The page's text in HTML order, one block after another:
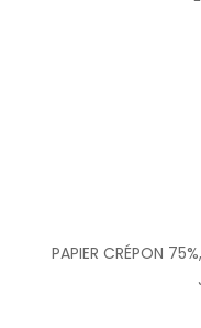
PAPIER CRÉPON